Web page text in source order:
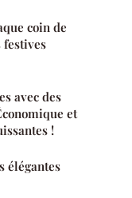
coin de
festives
avec des
et
!
élégantes